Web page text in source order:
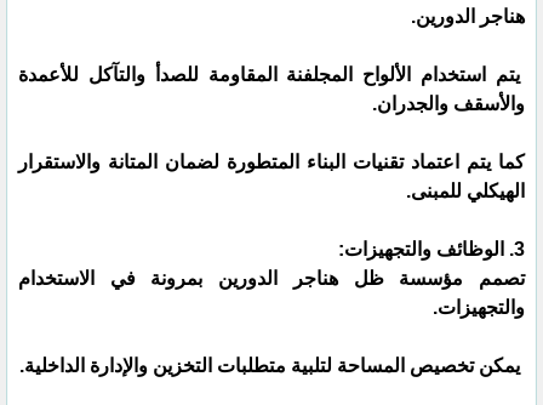
هناجر الدورين.
يتم استخدام الألواح المجلفنة المقاومة للصدأ والتآكل للأعمدة
والأسقف والجدران.
كما يتم اعتماد تقنيات البناء المتطورة لضمان المتانة والاستقرار
الهيكلي للمبنى.
3. الوظائف والتجهيزات:
تصمم مؤسسة ظل هناجر الدورين بمرونة في الاستخدام
والتجهيزات.
يمكن تخصيص المساحة لتلبية متطلبات التخزين والإدارة الداخلية.